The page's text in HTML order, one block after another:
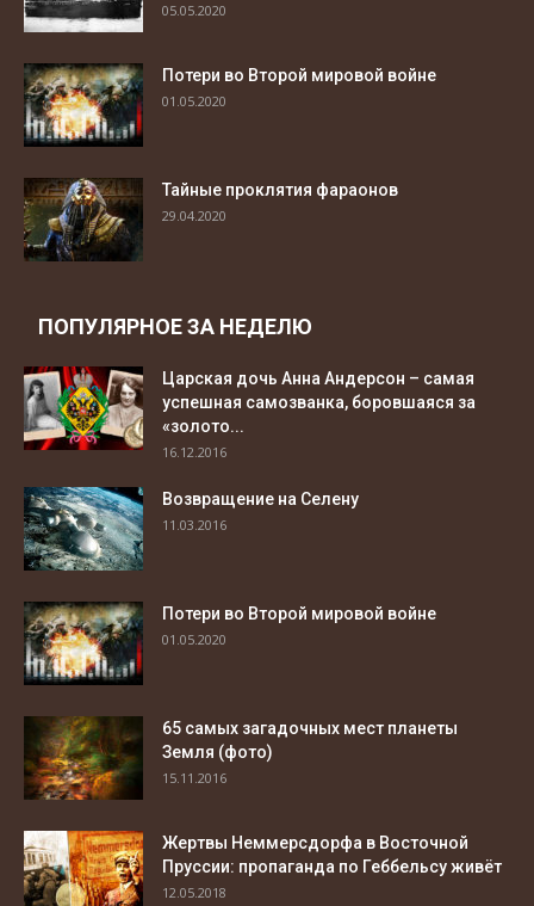
05.05.2020
Потери во Второй мировой войне
01.05.2020
Тайные проклятия фараонов
29.04.2020
ПОПУЛЯРНОЕ ЗА НЕДЕЛЮ
Царская дочь Анна Андерсон – самая
успешная самозванка, боровшаяся за
«золото...
16.12.2016
Возвращение на Селену
11.03.2016
Потери во Второй мировой войне
01.05.2020
65 самых загадочных мест планеты
Земля (фото)
15.11.2016
Жертвы Неммерсдорфа в Восточной
Пруссии: пропаганда по Геббельсу живёт
12.05.2018